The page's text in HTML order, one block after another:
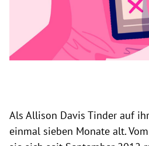
Untermenü
Untermenü
Untermenü
Als Allison Davis Tinder auf
einmal sieben Monate alt.